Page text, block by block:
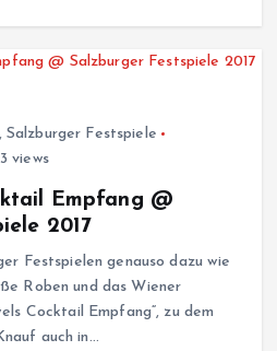
, Salzburger Festspiele
views
Empfang @
2017
Festspielen genauso dazu wie
Roben und das Wiener
Cocktail Empfang“, zu dem
auch in…